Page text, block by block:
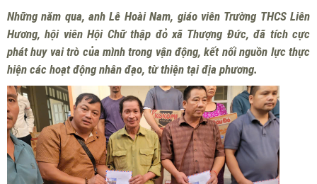
Những năm qua, anh Lê Hoài Nam, giáo viên Trường THCS Liên
Hương, hội viên Hội Chữ thập đỏ xã Thượng Đức, đã tích cực
phát huy vai trò của mình trong vận động, kết nối nguồn lực thực
hiện các hoạt động nhân đạo, từ thiện tại địa phương.